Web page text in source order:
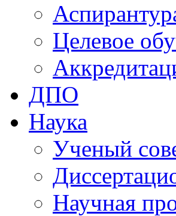
Целевое
ДПО
Наука
Ученый
Научная